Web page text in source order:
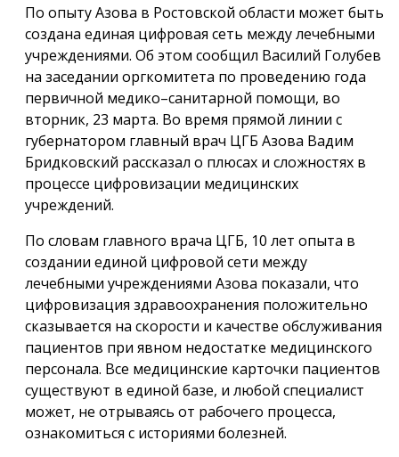
По опыту Азова в Ростовской области может быть
создана единая цифровая сеть между лечебными
учреждениями. Об этом сообщил Василий Голубев
на заседании оргкомитета по проведению года
первичной медико–санитарной помощи, во
вторник, 23 марта. Во время прямой линии с
губернатором главный врач ЦГБ Азова Вадим
Бридковский рассказал о плюсах и сложностях в
процессе цифровизации медицинских
учреждений.
По словам главного врача ЦГБ, 10 лет опыта в
создании единой цифровой сети между
лечебными учреждениями Азова показали, что
цифровизация здравоохранения положительно
сказывается на скорости и качестве обслуживания
пациентов при явном недостатке медицинского
персонала. Все медицинские карточки пациентов
существуют в единой базе, и любой специалист
может, не отрываясь от рабочего процесса,
ознакомиться с историями болезней.